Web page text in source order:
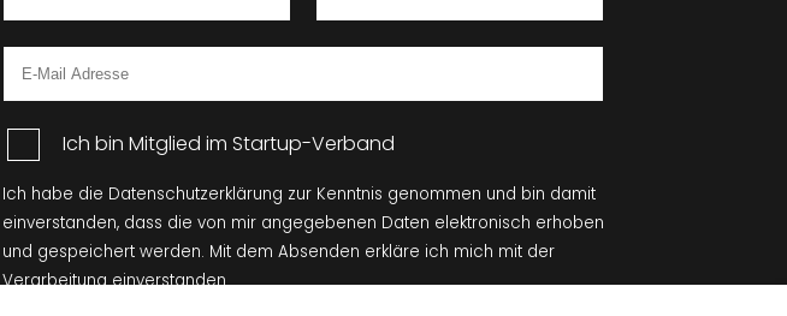
Ich bin Mitglied im Startup-Verband
Ich habe die Datenschutzerklärung zur Kenntnis genommen und bin damit
einverstanden, dass die von mir angegebenen Daten elektronisch erhoben
und gespeichert werden. Mit dem Absenden erkläre ich mich mit der
Verarbeitung einverstanden.